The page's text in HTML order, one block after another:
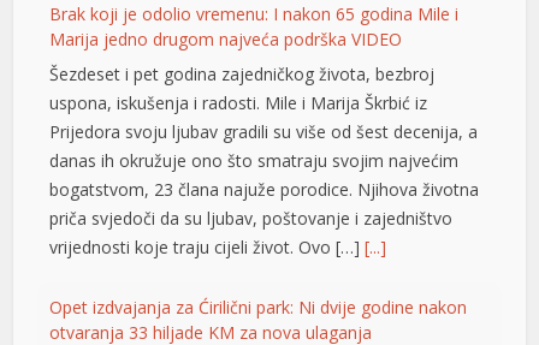
Brak koji je odolio vremenu: I nakon 65 godina Mile i
Marija jedno drugom najveća podrška VIDEO
Šezdeset i pet godina zajedničkog života, bezbroj
uspona, iskušenja i radosti. Mile i Marija Škrbić iz
Prijedora svoju ljubav gradili su više od šest decenija, a
danas ih okružuje ono što smatraju svojim najvećim
bogatstvom, 23 člana najuže porodice. Njihova životna
priča svjedoči da su ljubav, poštovanje i zajedništvo
vrijednosti koje traju cijeli život. Ovo […][...]
Opet izdvajanja za Ćirilični park: Ni dvije godine nakon
otvaranja 33 hiljade KM za nova ulaganja